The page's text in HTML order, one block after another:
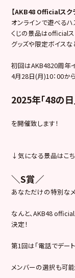
【AKB48 Officialスク
オンラインで遊べるハ
くじの景品はofficialス
グッズや限定ボイスな
初回はAKB4820周年
4月28日(月)10：00から
2025年「48の
を開催致します！
↓気になる景品はこ
＼S賞／
あなただけの特別なメ
なんと、AKB48
決定！
第1回は「電話でデー
メンバーの選択も可能